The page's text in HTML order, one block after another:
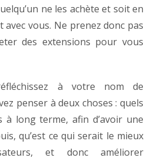
ne les achète et soit en
avec vous. Ne prenez donc pas
des extensions pour vous
à votre nom de
penser à deux choses : quels
à long terme, afin d’avoir une
qu’est ce qui serait le mieux
et donc améliorer